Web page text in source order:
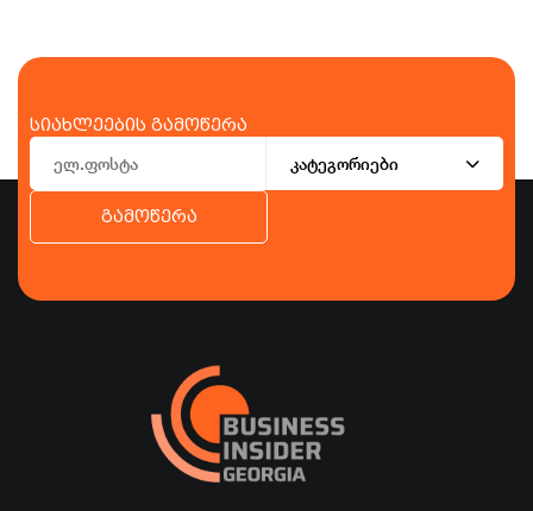
სიახლეების გამოწერა
კატეგორიები
გამოწერა